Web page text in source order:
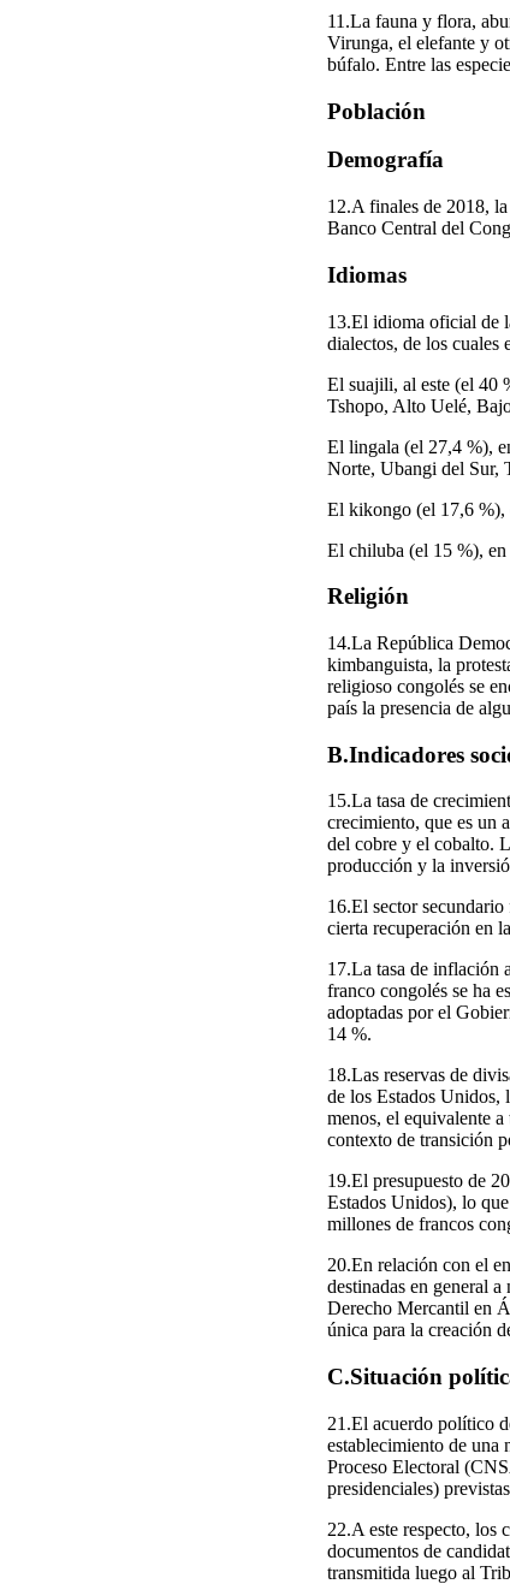
11.La fauna y flora,
Virunga, el elefante y
búfalo. Entre las
Población
Demografía
12.A finales de 2018,
Banco Central del
Idiomas
13.El idioma oficial de
dialectos, de los cuales
El suajili, al este (el 40
Tshopo, Alto Uelé,
El lingala (el 27,4 %),
Norte, Ubangi del Sur,
El kikongo (el 17,6
El chiluba (el 15 %),
Religión
14.La República
kimbanguista, la
religioso congolés se
país la presencia de
B.Indicadores
15.La tasa de
crecimiento, que es un
del cobre y el cobalto.
producción y la
16.El sector
cierta recuperación en
17.La tasa de inflación
franco congolés se ha
adoptadas por el
14 %.
18.Las reservas de
de los Estados Unidos,
menos, el equivalente
contexto de transición
19.El presupuesto de
Estados Unidos), lo
millones de francos
20.En relación con el
destinadas en general
Derecho Mercantil en
única para la creación
C.Situación
21.El acuerdo político
establecimiento de una
Proceso Electoral
presidenciales)
22.A este respecto, los
documentos de
transmitida luego al